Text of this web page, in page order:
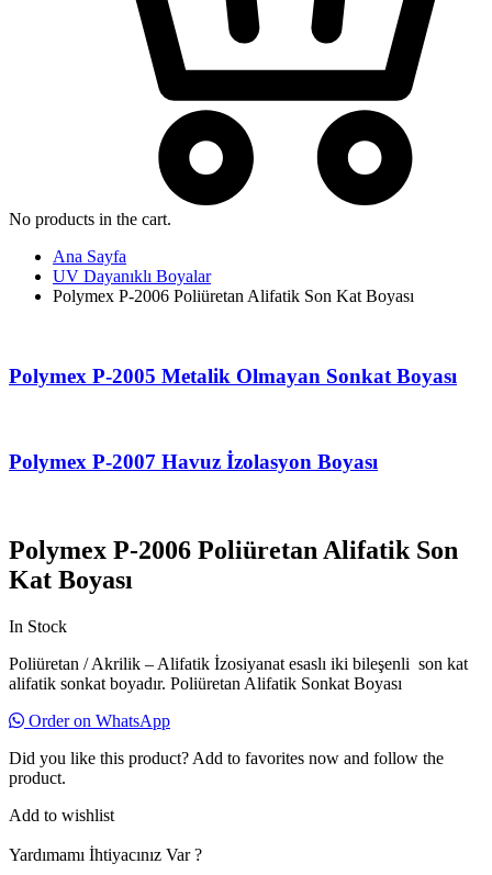
No products in the cart.
Ana Sayfa
UV Dayanıklı Boyalar
Polymex P-2006 Poliüretan Alifatik Son Kat Boyası
Polymex P-2005 Metalik Olmayan Sonkat Boyası
Polymex P-2007 Havuz İzolasyon Boyası
Polymex P-2006 Poliüretan Alifatik Son
Kat Boyası
In Stock
Poliüretan / Akrilik – Alifatik İzosiyanat esaslı iki bileşenli son kat
alifatik sonkat boyadır. Poliüretan Alifatik Sonkat Boyası
Order on WhatsApp
Did you like this product? Add to favorites now and follow the
product.
Add to wishlist
Yardımamı İhtiyacınız Var ?